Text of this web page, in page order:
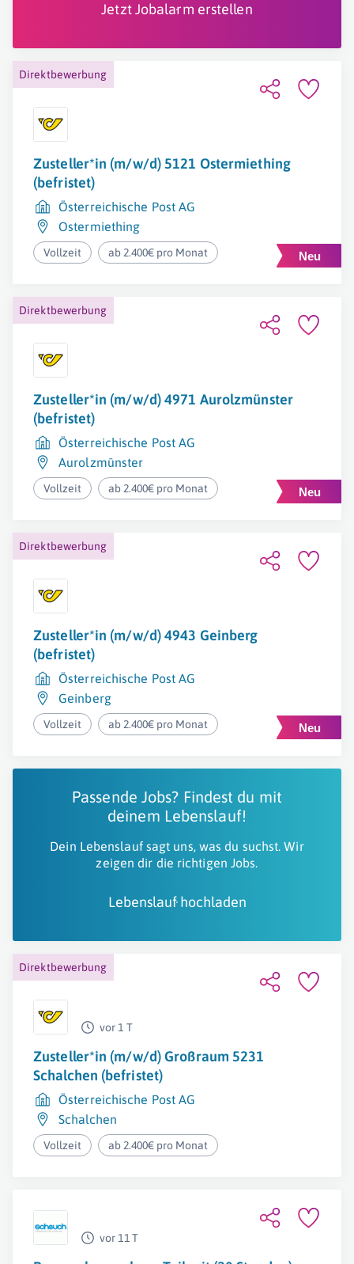
Jetzt Jobalarm erstellen
Direktbewerbung
Zusteller*in (m/w/d) 5121 Ostermiething
(befristet)
Österreichische Post AG
Ostermiething
Vollzeit ab 2.400€ pro Monat
Direktbewerbung
Zusteller*in (m/w/d) 4971 Aurolzmünster
(befristet)
Österreichische Post AG
Aurolzmünster
Vollzeit ab 2.400€ pro Monat
Direktbewerbung
Zusteller*in (m/w/d) 4943 Geinberg
(befristet)
Österreichische Post AG
Geinberg
Vollzeit ab 2.400€ pro Monat
Passende Jobs? Findest du mit
deinem Lebenslauf!
Dein Lebenslauf sagt uns, was du suchst. Wir
zeigen dir die richtigen Jobs.
Lebenslauf hochladen
Direktbewerbung
vor 1 T
Zusteller*in (m/w/d) Großraum 5231
Schalchen (befristet)
Österreichische Post AG
Schalchen
Vollzeit ab 2.400€ pro Monat
vor 11 T